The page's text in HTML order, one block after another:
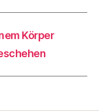
Körper